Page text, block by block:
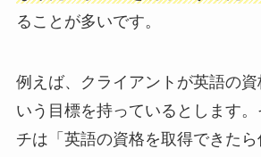
ることが多いです。
例えば、クライアントが英語の資
いう目標を持っているとします
チは「英語の資格を取得できた